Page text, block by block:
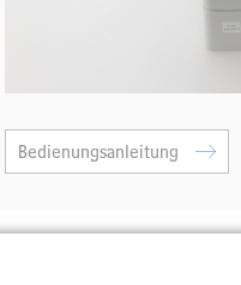
Bedienungsanleitung